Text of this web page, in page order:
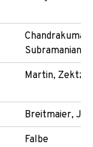
Chandrakumar,
Subramanian
Martin, Zektzer
Breitmaier,
Falbe